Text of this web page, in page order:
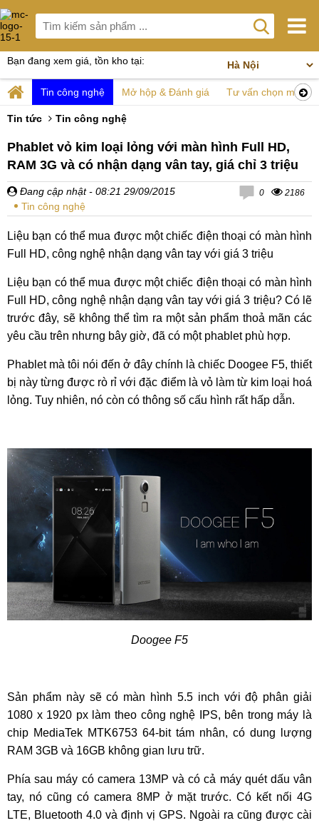
Bạn đang xem giá, tồn kho tại:
Tin công nghệ Mở hộp & Đánh giá Tư vấn chọn mua
Tin tức Tin công nghệ
Phablet vỏ kim loại lỏng với màn hình Full HD,
RAM 3G và có nhận dạng vân tay, giá chỉ 3 triệu
Đang cập nhật - 08:21 29/09/2015
Tin công nghệ
0 2186
Liệu bạn có thể mua được một chiếc điện thoại có màn hình
Full HD, công nghệ nhận dạng vân tay với giá 3 triệu
Liệu bạn có thể mua được một chiếc điện thoại có màn hình
Full HD, công nghệ nhận dạng vân tay với giá 3 triệu? Có lẽ
trước đây, sẽ không thể tìm ra một sản phẩm thoả mãn các
yêu cầu trên nhưng bây giờ, đã có một phablet phù hợp.
Phablet mà tôi nói đến ở đây chính là chiếc Doogee F5, thiết
bị này từng được rò rỉ với đặc điểm là vỏ làm từ kim loại hoá
lỏng. Tuy nhiên, nó còn có thông số cấu hình rất hấp dẫn.
Doogee F5
Sản phẩm này sẽ có màn hình 5.5 inch với độ phân giải
1080 x 1920 px làm theo công nghệ IPS, bên trong máy là
chip MediaTek MTK6753 64-bit tám nhân, có dung lượng
RAM 3GB và 16GB không gian lưu trữ.
Phía sau máy có camera 13MP và có cả máy quét dấu vân
tay, nó cũng có camera 8MP ở mặt trước. Có kết nối 4G
LTE, Bluetooth 4.0 và định vị GPS. Ngoài ra cũng được cài